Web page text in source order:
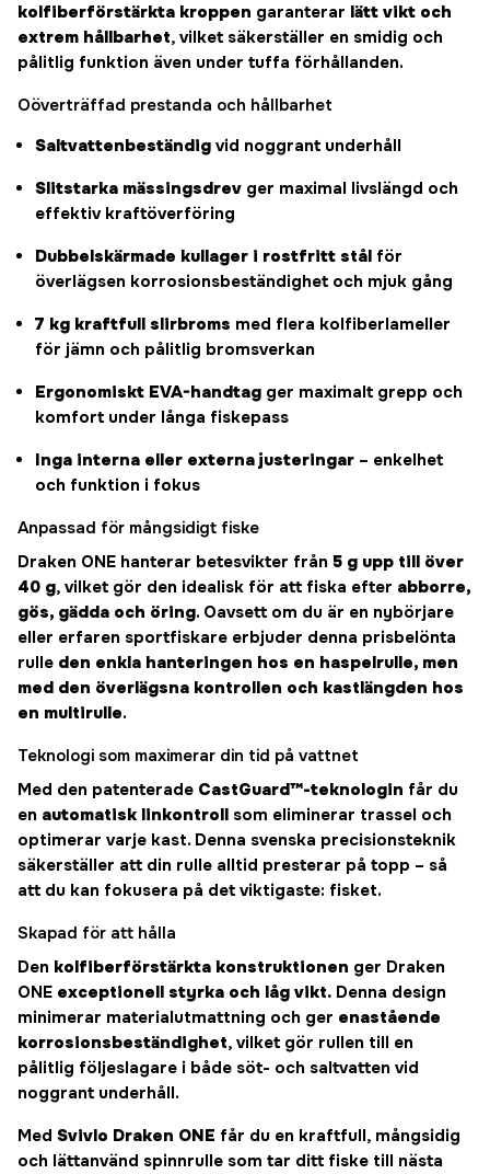
kolfiberförstärkta kroppen garanterar lätt vikt och
extrem hållbarhet, vilket säkerställer en smidig och
pålitlig funktion även under tuffa förhållanden.
Oöverträffad prestanda och hållbarhet
Saltvattenbeständig vid noggrant underhåll
Slitstarka mässingsdrev ger maximal livslängd och
effektiv kraftöverföring
Dubbelskärmade kullager i rostfritt stål för
överlägsen korrosionsbeständighet och mjuk gång
7 kg kraftfull slirbroms med flera kolfiberlameller
för jämn och pålitlig bromsverkan
Ergonomiskt EVA-handtag ger maximalt grepp och
komfort under långa fiskepass
Inga interna eller externa justeringar – enkelhet
och funktion i fokus
Anpassad för mångsidigt fiske
Draken ONE hanterar betesvikter från 5 g upp till över
40 g, vilket gör den idealisk för att fiska efter abborre,
gös, gädda och öring. Oavsett om du är en nybörjare
eller erfaren sportfiskare erbjuder denna prisbelönta
rulle den enkla hanteringen hos en haspelrulle, men
med den överlägsna kontrollen och kastlängden hos
en multirulle.
Teknologi som maximerar din tid på vattnet
Med den patenterade CastGuard™-teknologin får du
en automatisk linkontroll som eliminerar trassel och
optimerar varje kast. Denna svenska precisionsteknik
säkerställer att din rulle alltid presterar på topp – så
att du kan fokusera på det viktigaste: fisket.
Skapad för att hålla
Den kolfiberförstärkta konstruktionen ger Draken
ONE exceptionell styrka och låg vikt. Denna design
minimerar materialutmattning och ger enastående
korrosionsbeständighet, vilket gör rullen till en
pålitlig följeslagare i både söt- och saltvatten vid
noggrant underhåll.
Med Svivlo Draken ONE får du en kraftfull, mångsidig
och lättanvänd spinnrulle som tar ditt fiske till nästa